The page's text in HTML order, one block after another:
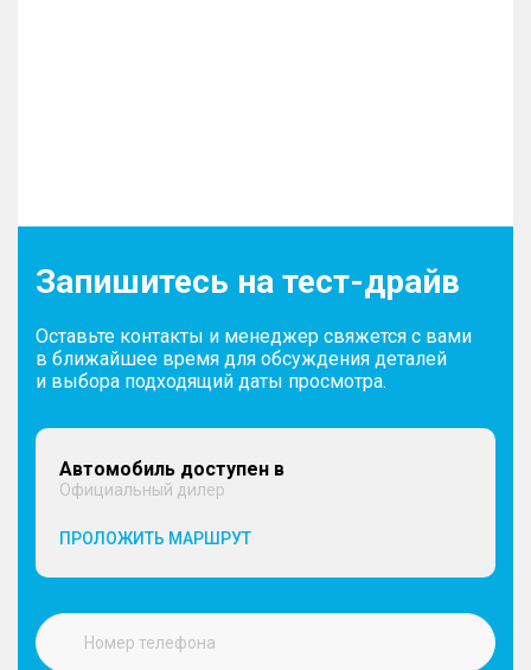
Запишитесь на тест-драйв
Оставьте контакты и менеджер свяжется с вами
в ближайшее время для обсуждения деталей
и выбора подходящий даты просмотра.
Автомобиль доступен в
Официальный дилер
ПРОЛОЖИТЬ МАРШРУТ